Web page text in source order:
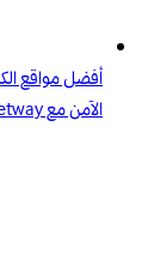
الآمن مع Betway